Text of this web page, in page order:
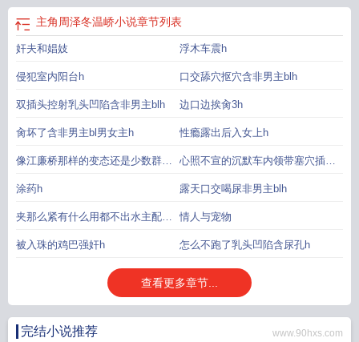
主角周泽冬温峤小说章节列表
奸夫和娼妓 浮木车震h
侵犯室内阳台h 口交舔穴抠穴含非男主blh
双插头控射乳头凹陷含非男主blh 边口边挨肏3h
肏坏了含非男主bl男女主h 性瘾露出后入女上h
像江廉桥那样的变态还是少数群体
女上旁
心照不宣的沉默车内领带塞穴插入
h
涂药h 露天口交喝尿非男主blh
夹那么紧有什么用都不出水主配角
h
情人与宠物
被入珠的鸡巴强奸h 怎么不跑了乳头凹陷含尿孔h
查看更多章节...
完结小说推荐 www.90hxs.com